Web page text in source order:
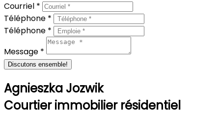
Courriel *
Téléphone *
Téléphone *
Message *
Discutons ensemble!
Agnieszka Jozwik
Courtier immobilier résidentiel